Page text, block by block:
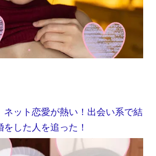
ネット恋愛が熱い！出会い系で結
をした人を追った！